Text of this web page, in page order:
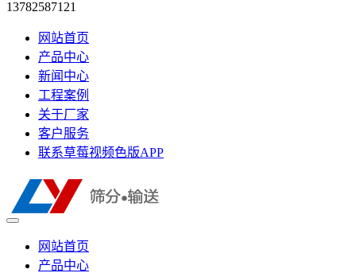
13782587121
网站首页
产品中心
新闻中心
工程案例
关于厂家
客户服务
联系草莓视频色版APP
网站首页
产品中心